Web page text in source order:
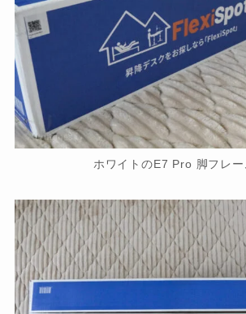
ホワイトのE7 Pro 脚フレー